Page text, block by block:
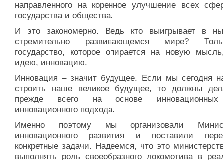
направленного на коренное улучшение всех
государства и общества.
И это закономерно. Ведь кто выигрывает в
стремительно развивающемся мире?
государство, которое опирается на новую
идею, инновацию.
Инновация – значит будущее. Если мы сегодня
строить наше великое будущее, то должны
прежде всего на основе
инновационного подхода.
Именно поэтому мы организовали
инновационного развития и поставили
конкретные задачи. Надеемся, что это
выполнять роль своеобразного локомотива в